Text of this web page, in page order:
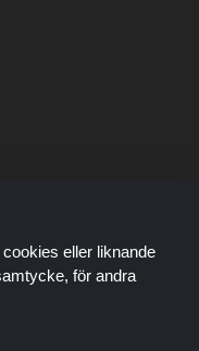
eller liknande
för andra